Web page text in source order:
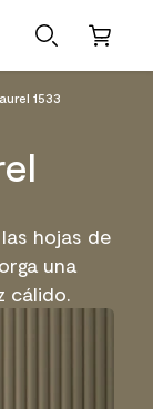
1533
hojas de
una
cálido.